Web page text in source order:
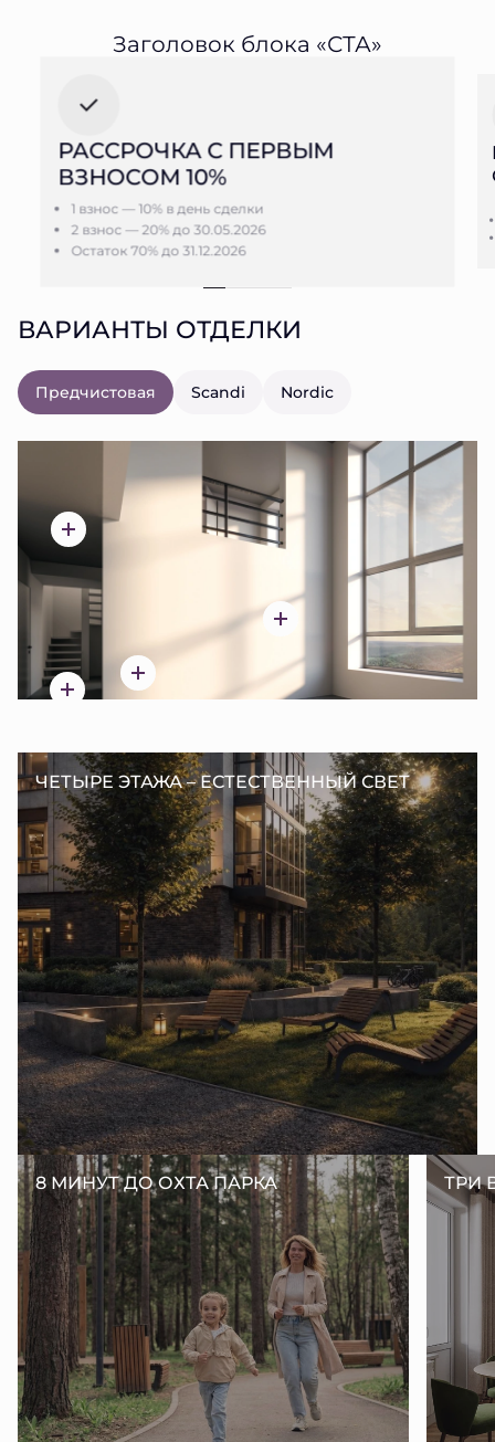
Заголовок блока «СТА»
РАССРОЧКА С ПЕРВЫМ
ВЗНОСОМ 10%
1 взнос — 10% в день сделки
2 взнос — 20% до 30.05.2026
Остаток 70% до 31.12.2026
ВАРИАНТЫ ОТДЕЛКИ
Предчистовая Scandi Nordic
ЧЕТЫРЕ ЭТАЖА – ЕСТЕСТВЕННЫЙ СВЕТ
8 МИНУТ ДО ОХТА ПАРКА ТРИ